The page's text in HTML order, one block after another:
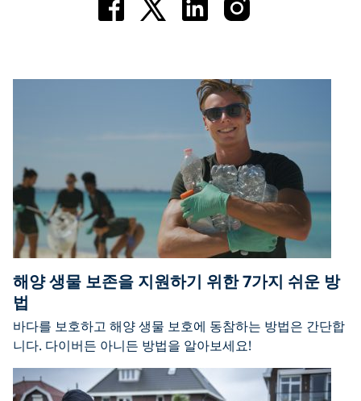
해양 생물 보존을 지원하기 위한 7가지 쉬운 방
법
바다를 보호하고 해양 생물 보호에 동참하는 방법은 간단합
니다. 다이버든 아니든 방법을 알아보세요!